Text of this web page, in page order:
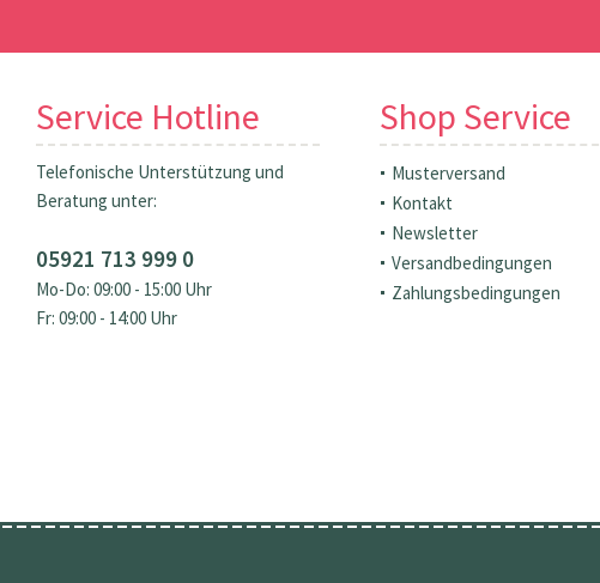
Service Hotline
Telefonische Unterstützung und
Beratung unter:
05921 713 999 0
Mo-Do: 09:00 - 15:00 Uhr
Fr: 09:00 - 14:00 Uhr
Shop Service
Musterversand
Kontakt
Newsletter
Versandbedingungen
Zahlungsbedingungen